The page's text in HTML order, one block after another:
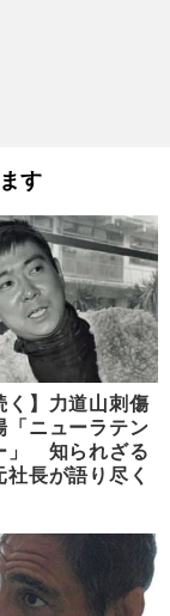
す
く】力道山刺傷
「ニューラテン
」 知られざる
社長が語り尽く